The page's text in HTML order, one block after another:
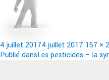
Publié
le
4 juillet 20174 juillet 2017 Taille
réelle
157 ×
Navigation
Publié dansLes pesticides – la